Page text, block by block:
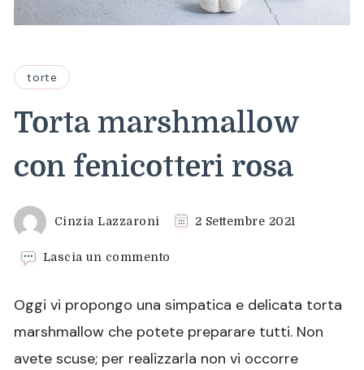
torte
Torta marshmallow
con fenicotteri rosa
Cinzia Lazzaroni 2 Settembre 2021
Lascia un commento
con
fenicotteri
rosa
Oggi vi propongo una simpatica e delicata torta
marshmallow che potete preparare tutti. Non
avete scuse; per realizzarla non vi occorre